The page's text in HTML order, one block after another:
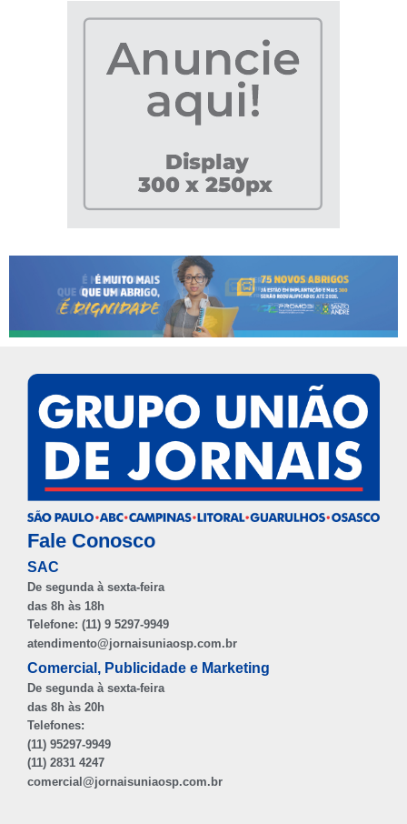
Fale Conosco
SAC
De segunda à sexta-feira
das 8h às 18h
Telefone: (11) 9 5297-9949
atendimento@jornaisuniaosp.com.br
Comercial, Publicidade e Marketing
De segunda à sexta-feira
das 8h às 20h
Telefones:
(11) 95297-9949
(11) 2831 4247
comercial@jornaisuniaosp.com.br